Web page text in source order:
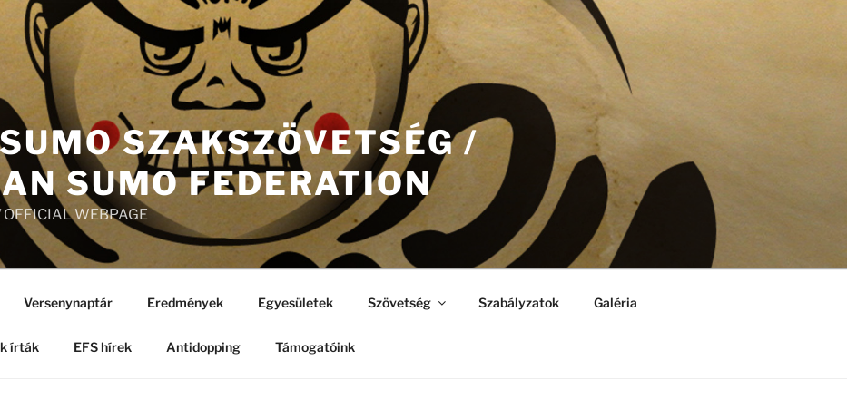
SZAKSZÖVETSÉG /
SUMO FEDERATION
WEBPAGE
Versenynaptár Eredmények Egyesületek Szövetség Szabályzatok Galéria
írták EFS hírek Antidopping Támogatóink